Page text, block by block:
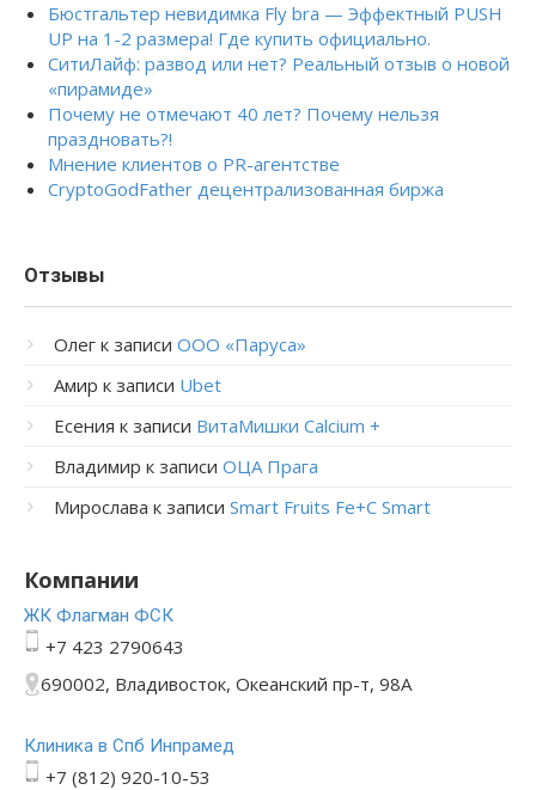
Бюстгальтер невидимка Fly bra — Эффектный PUSH
UP на 1-2 размера! Где купить официально.
СитиЛайф: развод или нет? Реальный отзыв о новой
«пирамиде»
Почему не отмечают 40 лет? Почему нельзя
праздновать?!
Мнение клиентов о PR-агентстве
CryptoGodFather децентрализованная биржа
Отзывы
Олег к записи ООО «Паруса»
Амир к записи Ubet
Есения к записи ВитаМишки Calcium +
Владимир к записи ОЦА Прага
Мирослава к записи Smart Fruits Fe+C Smart
Компании
ЖК Флагман ФСК
+7 423 2790643
690002, Владивосток, Океанский пр-т, 98А
Клиника в Спб Инпрамед
+7 (812) 920-10-53